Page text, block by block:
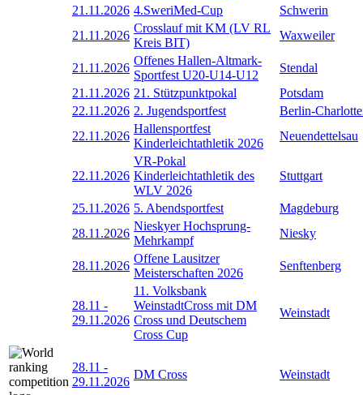
21.11.2026 4.SweriMed-Cup
Schwerin
21.11.2026
Crosslauf mit KM (LV RL
Kreis BIT)
Waxweiler
21.11.2026
Offenes Hallen-Altmark-
Sportfest U20-U14-U12
Stendal
21.11.2026 21. Stützpunktpokal
Potsdam
22.11.2026 2. Jugendsportfest
Berlin-
22.11.2026
Hallensportfest
Kinderleichtathletik 2026
Neuendettelsau
22.11.2026
VR-Pokal
Kinderleichtathletik des
WLV 2026
Stuttgart
25.11.2026 5. Abendsportfest
Magdeburg
28.11.2026
Nieskyer Hochsprung-
Mehrkampf
Niesky
28.11.2026
Offene Lausitzer
Meisterschaften 2026
Senftenberg
28.11 -
29.11.2026
11. Volksbank
WeinstadtCross mit DM
Cross und Deutschem
Cross Cup
Weinstadt
28.11 -
29.11.2026
DM Cross Weinstadt